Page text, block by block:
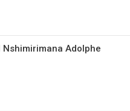
Nshimirimana Adolphe